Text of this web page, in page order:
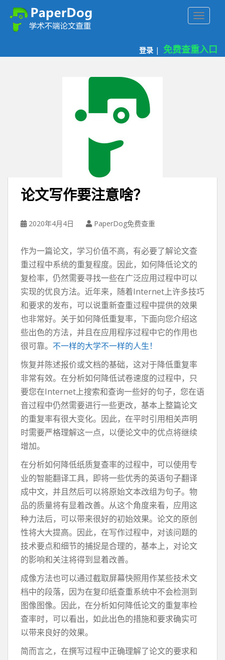
登录 | 免费查重入口
论文写作要注意啥？
2020年4月4日 PaperDog免费查重
作为一篇论文，学习价值不高，有必要了解论文查
重过程中系统的重复程度。因此，如何降低论文的
复检率，仍然需要寻找一些在广泛应用过程中可以
实现的优良方法。近年来，随着Internet上许多技巧
和要求的发布，可以说重新查重过程中提供的效果
也非常好。关于如何降低重复率，下面向您介绍这
些出色的方法，并且在应用程序过程中它的作用也
很可靠。 不一样的大学不一样的人生！
恢复并陈述报价或文档的基础，这对于降低重复率
非常有效。在分析如何降低试卷速度的过程中，只
要您在Internet上搜索和查询一些好的句子，您在语
音过程中仍然需要进行一些更改，基本上整篇论文
的重复率有很大变化。因此，在平时引用相关声明
时需要严格理解这一点，以便论文中的优点将继续
增加。
在分析如何降低纸质复查率的过程中，可以使用专
业的智能翻译工具，即将一些优秀的英语句子翻译
成中文，并且然后可以将原始文本改组为句子。物
品的质量将有显着改善。从这个角度来看，应用这
种力法后，可以带来很好的初始效果。论文的原创
性将大大提高。因此，在写作过程中，对该问题的
技术要点和细节的捕捉是合理的，基本上，对论文
的影响和关注将得到显着改善。
成像方法也可以通过截取屏幕快照用作某些技术文
档中的段落，因为在复印纸查重系统中不会检测到
图像图像。因此，在分析如何降低论文的重复率检
查率时，可以看出，如此出色的措施和要求确实可
以带来良好的效果。
简而言之，在撰写过程中正确理解了论文的要求和